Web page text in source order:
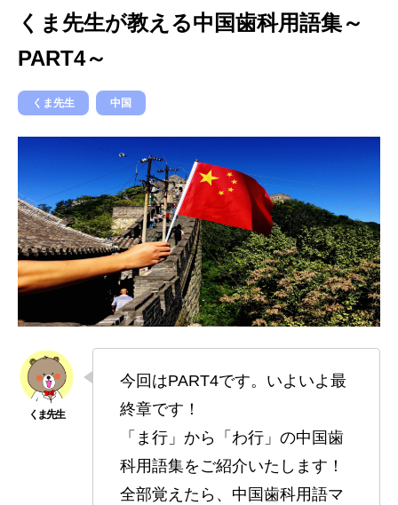
くま先生が教える中国歯科用語集～
PART4～
くま先生 中国
今回はPART4です。いよいよ最
終章です！
「ま行」から「わ行」の中国歯
科用語集をご紹介いたします！
全部覚えたら、中国歯科用語マ